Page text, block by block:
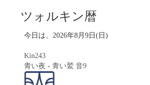
ツォルキン暦
今日は、2026年8月9日(日)
Kin243
青い夜 - 青い鷲 音9